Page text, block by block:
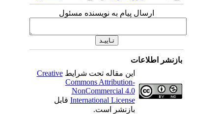
ارسال پیام به نویسنده مسئول
بازنشر اطلاعات
این مقاله تحت شرایطCreative
Commons Attribution-
NonCommercial 4.0
International Licenseقابل
بازنشر است.